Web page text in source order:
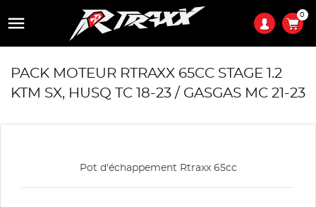
 0
PACK MOTEUR RTRAXX 65CC STAGE 1.2
KTM SX, HUSQ TC 18-23 / GASGAS MC 21-23
Pot d'échappement Rtraxx 65cc